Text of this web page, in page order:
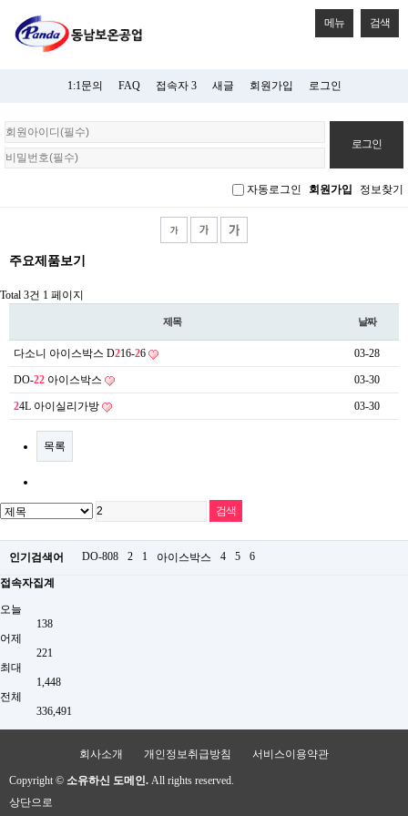
메뉴 검색
1:1문의 FAQ 접속자 3 새글 회원가입 로그인
회
원
로
자동로그인 회원가입 정보찾기
주요제품보기
Total 3건 1 페이지
제목 날짜
다소니 아이스박스 D216-26 03-28
DO-22 아이스박스 03-30
24L 아이실리가방 03-30
목록
인기검색어 DO-808 2 1 아이스박스 4 5 6
접속자집계
오늘
138
어제
221
최대
1,448
전체
336,491
회사소개 개인정보취급방침 서비스이용약관
Copyright © 소유하신 도메인. All rights reserved.
상단으로